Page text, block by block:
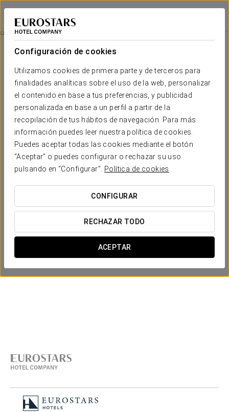
Configuración de cookies
Utilizamos cookies de primera parte y de terceros para
finalidades analíticas sobre el uso de la web, personalizar
el contenido en base a tus preferencias, y publicidad
personalizada en base a un perfil a partir de la
recopilación de tus hábitos de navegación. Para más
información puedes leer nuestra política de cookies.
Puedes aceptar todas las cookies mediante el botón
“Aceptar” o puedes configurar o rechazar su uso
pulsando en “Configurar”.
Política de cookies
CONFIGURAR
RECHAZAR TODO
ACEPTAR
Eurostars Hotel de la Reconquista
OVIEDO
Reservar Salones